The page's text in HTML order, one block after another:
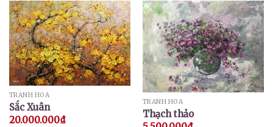
TRANH HOA
Sắc Xuân
20.000.000₫
TRANH HOA
Thạch thảo